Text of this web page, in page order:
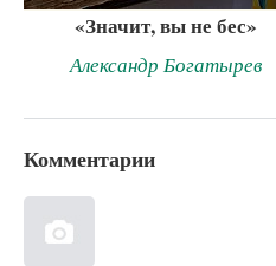
«Значит, вы не бес»
Александр Богатырев
Комментарии